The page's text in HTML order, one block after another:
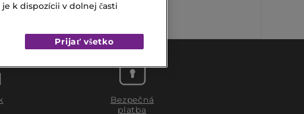
Bezpečná
platba
k dispozícii v dolnej časti
Prijať všetko